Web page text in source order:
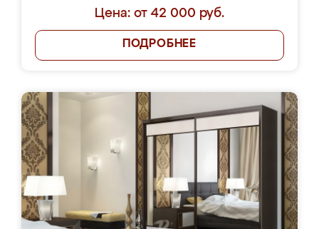
Цена: от 42 000 руб.
ПОДРОБНЕЕ